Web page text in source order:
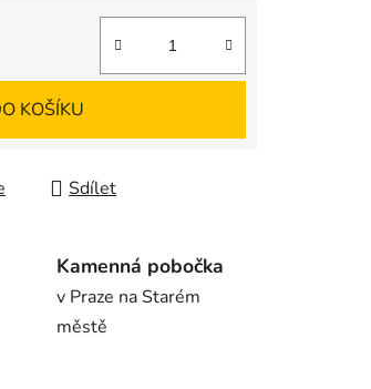
KOŠÍKU
Sdílet
Kamenná pobočka
v Praze na Starém
městě